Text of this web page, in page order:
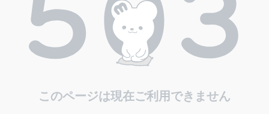
このページは現在ご利用できません